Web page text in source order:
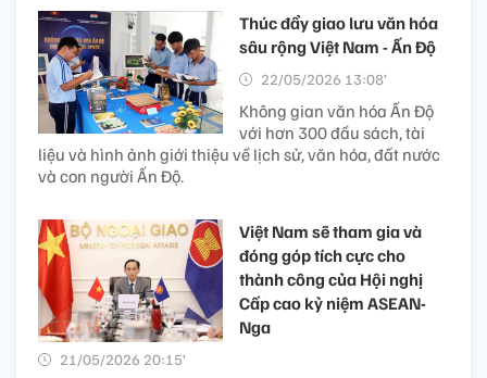
Thúc đẩy giao lưu văn hóa
sâu rộng Việt Nam - Ấn Độ
22/05/2026 13:08’
Không gian văn hóa Ấn Độ
với hơn 300 đầu sách, tài
liệu và hình ảnh giới thiệu về lịch sử, văn hóa, đất nước
và con người Ấn Độ.
Việt Nam sẽ tham gia và
đóng góp tích cực cho
thành công của Hội nghị
Cấp cao kỷ niệm ASEAN-
Nga
21/05/2026 20:15’